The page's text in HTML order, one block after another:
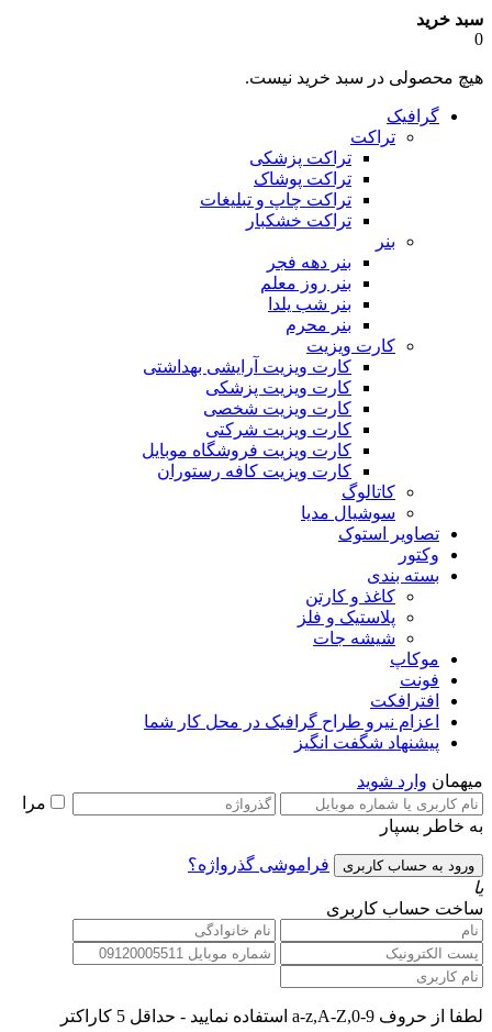
سبد خرید
0
هیچ محصولی در سبد خرید نیست.
گرافیک
تراکت
تراکت پزشکی
تراکت پوشاک
تراکت چاپ و تبلیغات
تراکت خشکبار
بنر
بنر دهه فجر
بنر روز معلم
بنر شب یلدا
بنر محرم
کارت ویزیت
کارت ویزیت آرایشی بهداشتی
کارت ویزیت پزشکی
کارت ویزیت شخصی
کارت ویزیت شرکتی
کارت ویزیت فروشگاه موبایل
کارت ویزیت کافه رستوران
کاتالوگ
سوشیال مدیا
تصاویر استوک
وکتور
بسته بندی
کاغذ و کارتن
پلاستیک و فلز
شیشه جات
موکاپ
فونت
افترافکت
اعزام نیرو طراح گرافیک در محل کار شما
پیشنهاد شگفت انگیز
میهمان وارد شوید
مرا
به خاطر بسپار
فراموشی گذرواژه؟
یا
ساخت حساب کاربری
لطفا از حروف a-z,A-Z,0-9 استفاده نمایید - حداقل 5 کاراکتر